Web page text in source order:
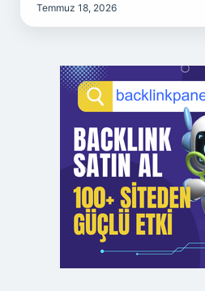
Temmuz 18, 2026